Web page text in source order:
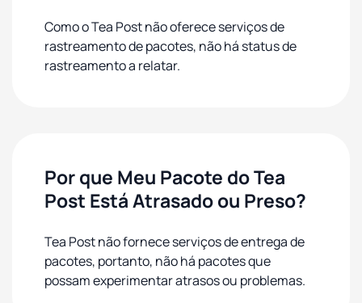
Como o Tea Post não oferece serviços de
rastreamento de pacotes, não há status de
rastreamento a relatar.
Por que Meu Pacote do Tea
Post Está Atrasado ou Preso?
Tea Post não fornece serviços de entrega de
pacotes, portanto, não há pacotes que
possam experimentar atrasos ou problemas.